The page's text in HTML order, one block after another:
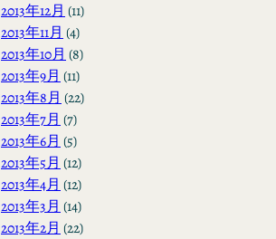
2013年12月 (11)
2013年11月 (4)
2013年10月 (8)
2013年9月 (11)
2013年8月 (22)
2013年7月 (7)
2013年6月 (5)
2013年5月 (12)
2013年4月 (12)
2013年3月 (14)
2013年2月 (22)